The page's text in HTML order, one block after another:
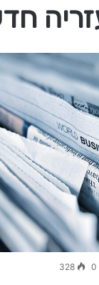
0
328